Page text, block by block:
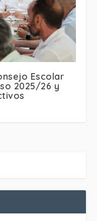
Escolar
2025/26 y